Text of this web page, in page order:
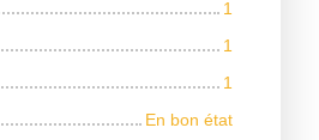
1
1
1
En bon état